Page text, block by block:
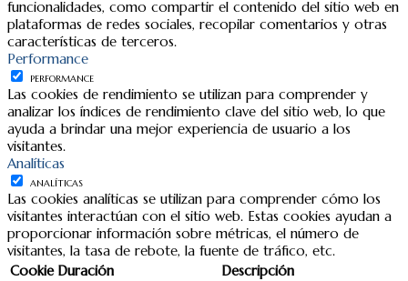
funcionalidades, como compartir el contenido del sitio web en
plataformas de redes sociales, recopilar comentarios y otras
características de terceros.
Performance
PERFORMANCE
Las cookies de rendimiento se utilizan para comprender y
analizar los índices de rendimiento clave del sitio web, lo que
ayuda a brindar una mejor experiencia de usuario a los
visitantes.
Analíticas
ANALÍTICAS
Las cookies analíticas se utilizan para comprender cómo los
visitantes interactúan con el sitio web. Estas cookies ayudan a
proporcionar información sobre métricas, el número de
visitantes, la tasa de rebote, la fuente de tráfico, etc.
Cookie Duración Descripción